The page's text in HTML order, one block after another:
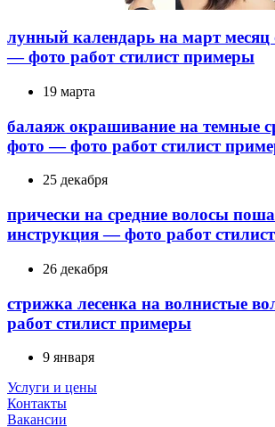
лунный календарь на март
— фото работ стилист примеры
19 марта
балаяж окрашивание на темные
фото — фото работ стилист
25 декабря
прически на средние волосы
инструкция — фото работ
26 декабря
стрижка лесенка на волнистые
работ стилист примеры
9 января
Услуги и цены
Контакты
Вакансии